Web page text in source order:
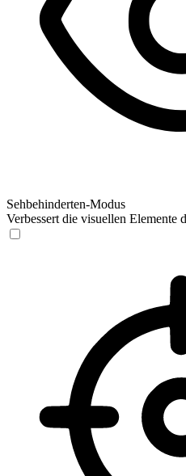
Sehbehinderten-Modus
Verbessert die visuellen Elemente